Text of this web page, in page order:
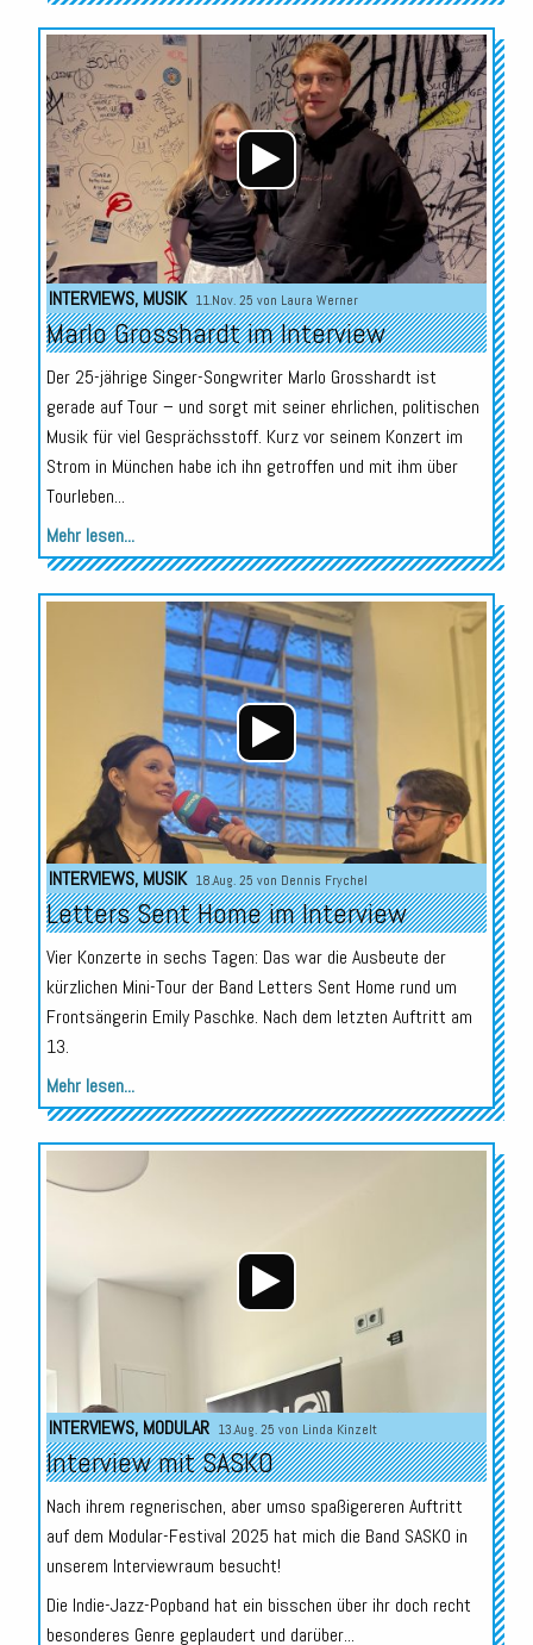
Audio-
Player
INTERVIEWS, MUSIK 11.Nov. 25 von Laura Werner
Marlo Grosshardt im Interview
Der 25-jährige Singer-Songwriter Marlo Grosshardt ist
gerade auf Tour – und sorgt mit seiner ehrlichen, politischen
Musik für viel Gesprächsstoff. Kurz vor seinem Konzert im
Strom in München habe ich ihn getroffen und mit ihm über
Tourleben...
Mehr lesen...
Audio-
Player
INTERVIEWS, MUSIK 18.Aug. 25 von Dennis Frychel
Letters Sent Home im Interview
Vier Konzerte in sechs Tagen: Das war die Ausbeute der
kürzlichen Mini-Tour der Band Letters Sent Home rund um
Frontsängerin Emily Paschke. Nach dem letzten Auftritt am
13.
Mehr lesen...
Audio-
Player
INTERVIEWS, MODULAR 13.Aug. 25 von Linda Kinzelt
Interview mit SASKO
Nach ihrem regnerischen, aber umso spaßigereren Auftritt
auf dem Modular-Festival 2025 hat mich die Band SASKO in
unserem Interviewraum besucht!
Die Indie-Jazz-Popband hat ein bisschen über ihr doch recht
besonderes Genre geplaudert und darüber...